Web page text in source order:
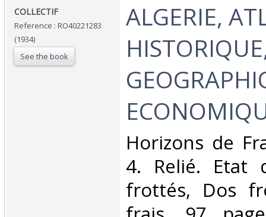
‎COLLECTIF‎
Reference : RO40221283
(1934)
See the book
‎ALGERIE,
‎Horizons de
4. Relié. Etat
frottés, Dos